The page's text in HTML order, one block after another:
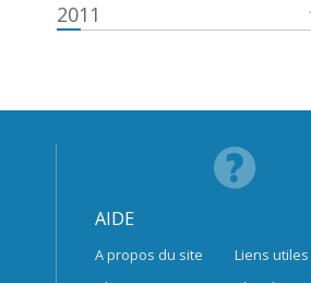
2011
AIDE
A propos du site
Liens utiles